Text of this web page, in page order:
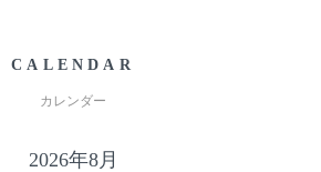
CALENDAR
カレンダー
2026年8月